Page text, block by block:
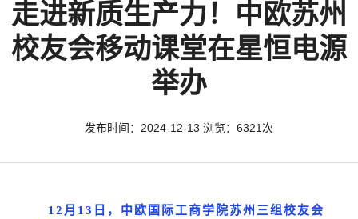
走进新质生产力！中欧苏州
校友会移动课堂在星恒电源
举办
发布时间：2024-12-13 浏览：6321次
12月13日，中欧国际工商学院苏州三组校友会